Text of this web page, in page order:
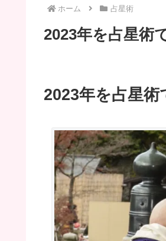
ホーム 占星術
2023年を占星術
2023年を占星術